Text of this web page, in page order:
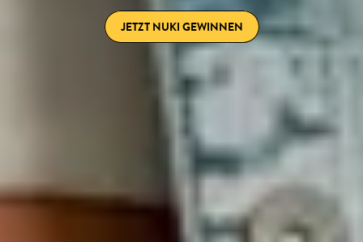
JETZT NUKI GEWINNEN